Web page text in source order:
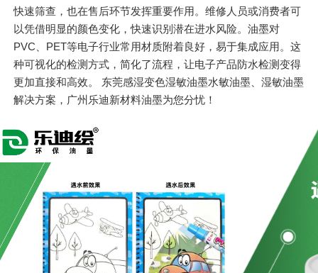
快速筛查，也在售后环节发挥重要作用。维修人员或消费者可
以凭借明显的颜色变化，快速识别潜在进水风险。油墨对
PVC、PET等电子行业常用材质附着良好，易于集成应用。这
种可视化的检测方式，简化了流程，让电子产品防水检测变得
更加直接和高效。 东莞感湿变色湿敏油墨水敏油墨、湿敏油墨
解决方案，广州乐迪新材料油墨为您分忧！